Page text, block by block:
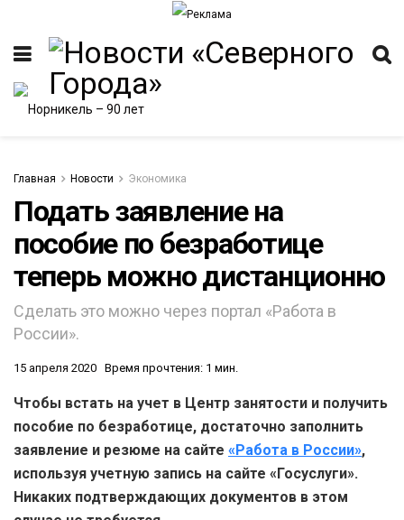
Главная Новости Экономика
Подать заявление на
пособие по безработице
теперь можно дистанционно
Сделать это можно через портал «Работа в
России».
15 апреля 2020 Время прочтения: 1 мин.
Чтобы встать на учет в Центр занятости и получить
пособие по безработице, достаточно заполнить
заявление и резюме на сайте «Работа в России»,
используя учетную запись на сайте «Госуслуги».
Никаких подтверждающих документов в этом